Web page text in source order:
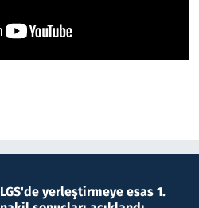
LGS'de yerleştirmeye esas 1.